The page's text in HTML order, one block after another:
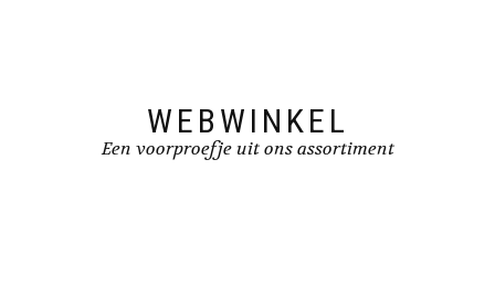
WEBWINKEL
Een voorproefje uit ons assortiment